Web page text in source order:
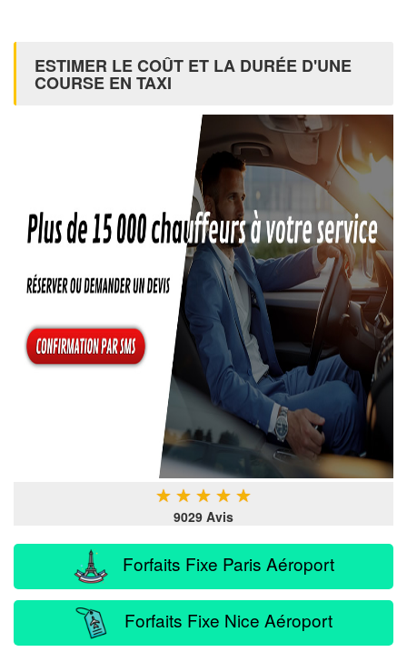
ESTIMER LE COÛT ET LA DURÉE D'UNE
COURSE EN TAXI
★ ★ ★ ★ ★
9029 Avis
Forfaits Fixe Paris Aéroport
Forfaits Fixe Nice Aéroport